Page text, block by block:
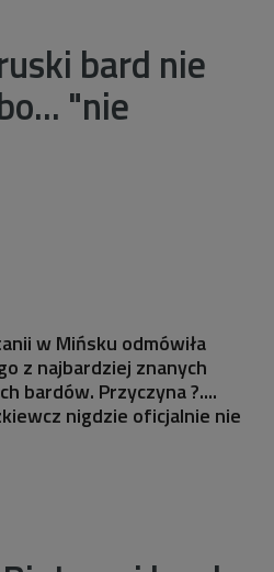
bard nie
"nie
w Mińsku odmówiła
z najbardziej znanych
bardów. Przyczyna ?....
nigdzie oficjalnie nie